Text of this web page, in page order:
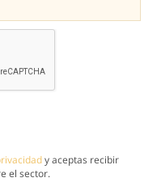
y aceptas recibir
el sector.